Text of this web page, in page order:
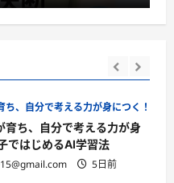
美容・ダイエット・健康